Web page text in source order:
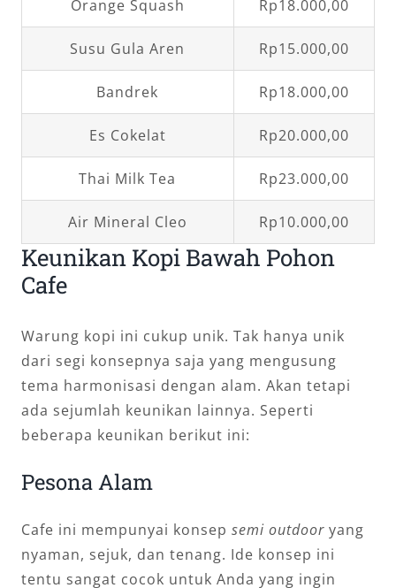
Orange Squash Rp18.000,00
Susu Gula Aren Rp15.000,00
Bandrek Rp18.000,00
Es Cokelat Rp20.000,00
Thai Milk Tea Rp23.000,00
Air Mineral Cleo Rp10.000,00
Keunikan Kopi Bawah Pohon
Cafe
Warung kopi ini cukup unik. Tak hanya unik
dari segi konsepnya saja yang mengusung
tema harmonisasi dengan alam. Akan tetapi
ada sejumlah keunikan lainnya. Seperti
beberapa keunikan berikut ini:
Pesona Alam
Cafe ini mempunyai konsep semi outdooryang
nyaman, sejuk, dan tenang. Ide konsep ini
tentu sangat cocok untuk Anda yang ingin